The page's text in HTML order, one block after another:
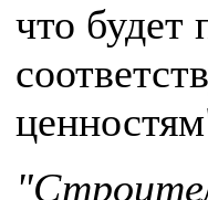
что будет